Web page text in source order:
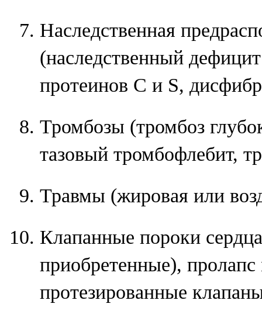
Наследственная
(наследственный
протеинов С и S,
Тромбозы (тромбоз
тазовый тромбофлебит,
Травмы (жировая или
Клапанные пороки
приобретенные),
протезированные